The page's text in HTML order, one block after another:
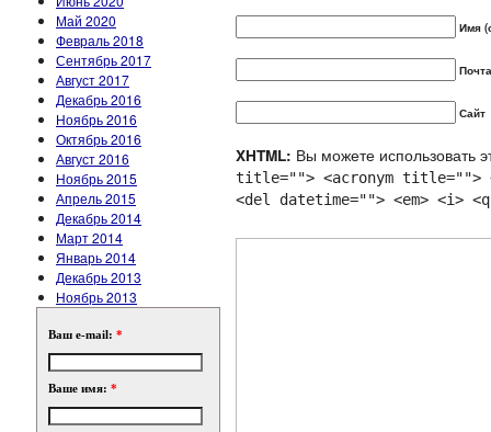
Май 2020
Февраль 2018
Сентябрь 2017
Август 2017
Декабрь 2016
Ноябрь 2016
Октябрь 2016
Август 2016
Ноябрь 2015
Апрель 2015
Декабрь 2014
Март 2014
Январь 2014
Декабрь 2013
Ноябрь 2013
Ваш e-mail: *
Ваше имя: *
Имя
Сайт
XHTML: Вы можете использовать
title=""> <acronym title="">
<del datetime=""> <em> <i>